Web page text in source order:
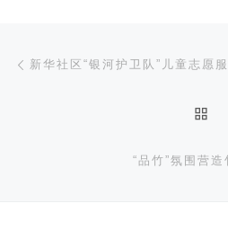
文章导航
新华社区“银河护卫队”儿童志愿
“品竹”氛围营